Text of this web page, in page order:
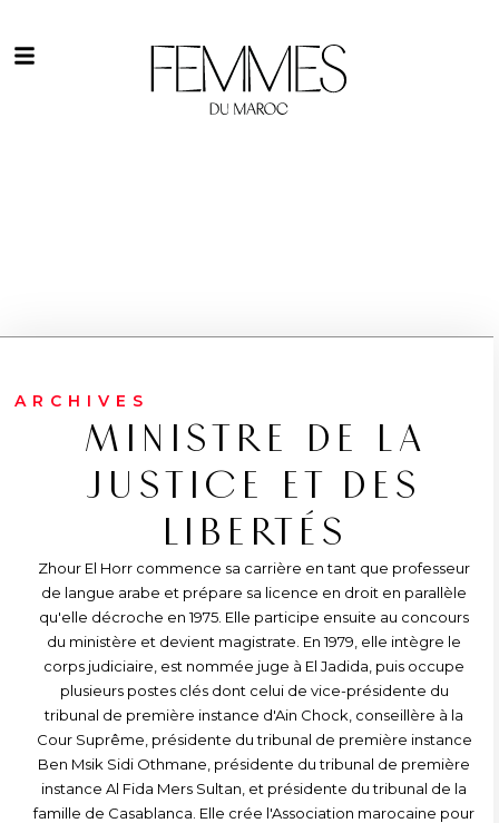
ARCHIVES
MINISTRE DE LA
JUSTICE ET DES
LIBERTÉS
Zhour El Horr commence sa carrière en tant que professeur
de langue arabe et prépare sa licence en droit en parallèle
qu'elle décroche en 1975. Elle participe ensuite au concours
du ministère et devient magistrate. En 1979, elle intègre le
corps judiciaire, est nommée juge à El Jadida, puis occupe
plusieurs postes clés dont celui de vice-présidente du
tribunal de première instance d'Ain Chock, conseillère à la
Cour Suprême, présidente du tribunal de première instance
Ben Msik Sidi Othmane, présidente du tribunal de première
instance Al Fida Mers Sultan, et présidente du tribunal de la
famille de Casablanca. Elle crée l'Association marocaine pour